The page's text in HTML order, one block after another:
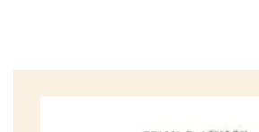
3. Les fondements juridiques